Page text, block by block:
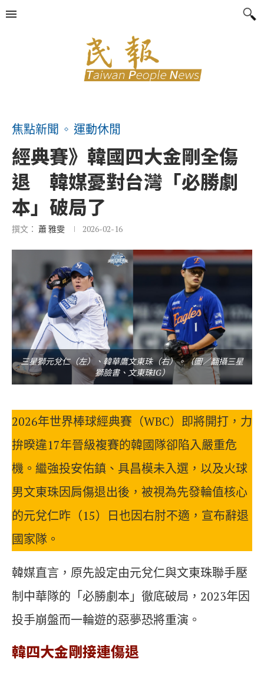
焦點新聞 運動休閒
經典賽》韓國四大金剛全傷
退 韓媒憂對台灣「必勝劇
本」破局了
撰文： 蕭 雅雯 2026-02-16
三星獅元兌仁（左）、韓華鷹文東珠（右）。（圖／翻攝三星
獅臉書、文東珠IG）
2026年世界棒球經典賽（WBC）即將開打，力
拚暌違17年晉級複賽的韓國隊卻陷入嚴重危
機。繼強投安佑鎮、具昌模未入選，以及火球
男文東珠因肩傷退出後，被視為先發輪值核心
的元兌仁昨（15）日也因右肘不適，宣布辭退
國家隊。
韓媒直言，原先設定由元兌仁與文東珠聯手壓
制中華隊的「必勝劇本」徹底破局，2023年因
投手崩盤而一輪遊的惡夢恐將重演。
韓四大金剛接連傷退